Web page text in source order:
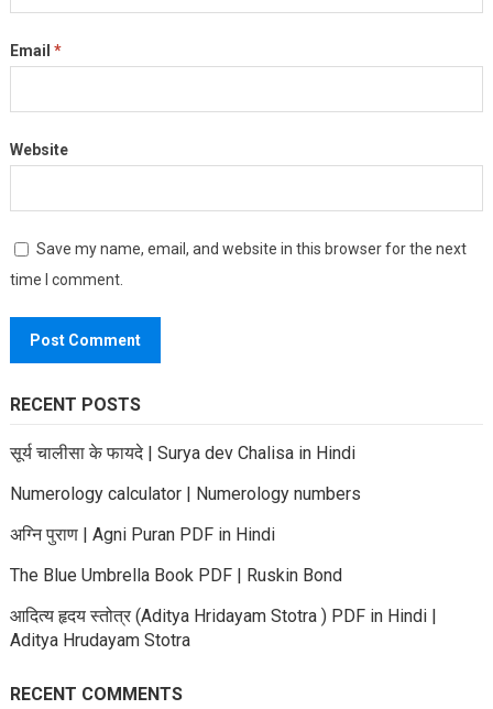
Email *
Website
Save my name, email, and website in this browser for the next
time I comment.
RECENT POSTS
सूर्य चालीसा के फायदे | Surya dev Chalisa in Hindi
Numerology calculator | Numerology numbers
अग्नि पुराण | Agni Puran PDF in Hindi
The Blue Umbrella Book PDF | Ruskin Bond
आदित्य हृदय स्तोत्र (Aditya Hridayam Stotra ) PDF in Hindi |
Aditya Hrudayam Stotra
RECENT COMMENTS